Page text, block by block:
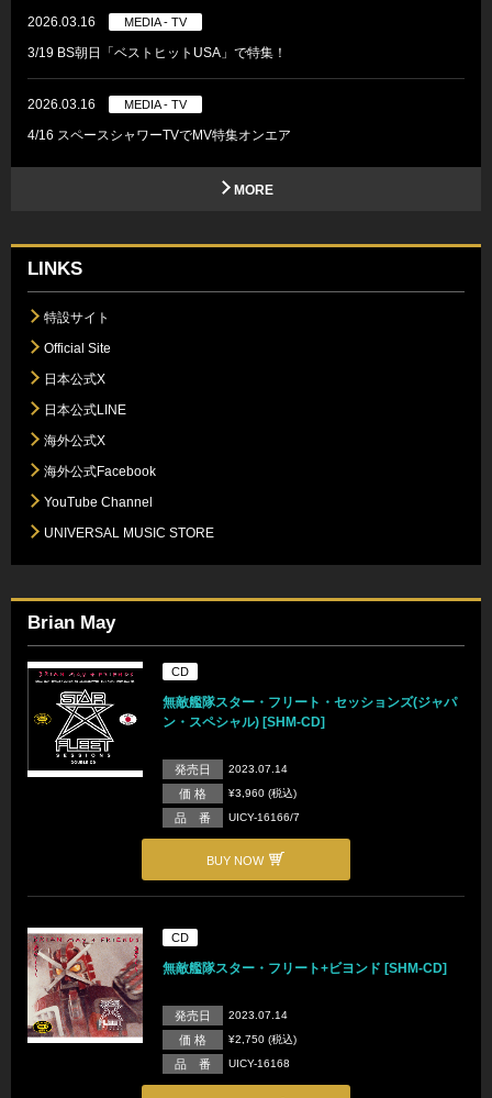
2026.03.16 MEDIA - TV
3/19 BS朝日「ベストヒットUSA」で特集！
2026.03.16 MEDIA - TV
4/16 スペースシャワーTVでMV特集オンエア
MORE
LINKS
特設サイト
Official Site
日本公式X
日本公式LINE
海外公式X
海外公式Facebook
YouTube Channel
UNIVERSAL MUSIC STORE
Brian May
CD
無敵艦隊スター・フリート・セッションズ(ジャパ
ン・スペシャル) [SHM-CD]
発売日 2023.07.14
価 格 ¥3,960 (税込)
品 番 UICY-16166/7
BUY NOW
CD
無敵艦隊スター・フリート+ビヨンド [SHM-CD]
発売日 2023.07.14
価 格 ¥2,750 (税込)
品 番 UICY-16168